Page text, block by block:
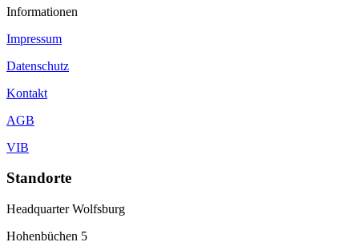
Informationen
Impressum
Datenschutz
Kontakt
AGB
VIB
Standorte
Headquarter Wolfsburg
Hohenbüchen 5